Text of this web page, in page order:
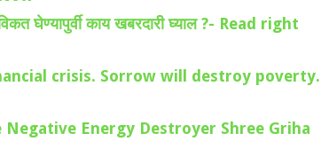
घेण्यापुर्वी काय खबरदारी घ्याल ?- Read right
crisis. Sorrow will destroy poverty.
Negative Energy Destroyer Shree Griha